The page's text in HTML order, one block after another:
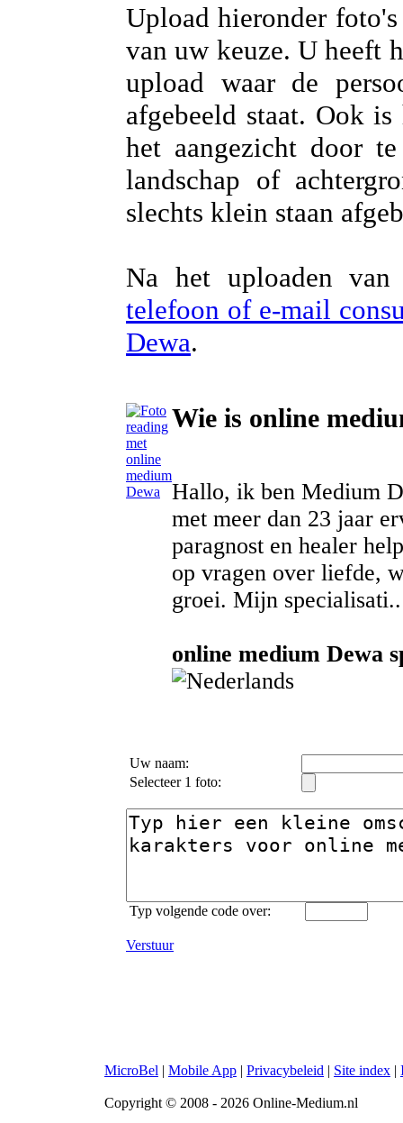
Upload hieronder
van uw keuze. U heeft
upload waar de
afgebeeld staat. Ook
het aangezicht door
landschap of
slechts klein staan
Na het uploaden
telefoon of e-mail
Dewa.
Wie is online
Hallo, ik ben Medium
met meer dan 23 jaar
paragnost en healer
op vragen over liefde,
groei. Mijn specialisati..
online medium Dewa
Uw naam:
Selecteer 1 foto:
Typ volgende code over:
Verstuur
MicroBel | Mobile App | Privacybeleid | Site index |
Copyright © 2008 - 2026 Online-Medium.nl